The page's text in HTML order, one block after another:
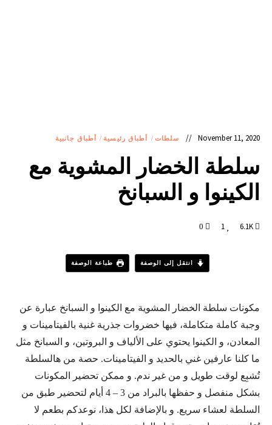
November 11, 2020 سلطات / أطباق رئيسية/ أطباق جانبية
سلطة الخضار المشوية مع
الكينوا و السبانخ
6.1K
1
انتقل إلى الوصفة طباعة الوصفة
مكونات سلطة الخضار المشوية مع الكينوا و السبانخ عبارة عن
وجبة كاملة متكاملة، فيها خضروات جذرية غنية بالفيتامينات و
المعادن، و الكينوا يحتوي على الألياف و البروتين، و السبانخ مثل
ما كلنا عارفين غني بالحديد و الفيتامينات. حصة من هالسلطة
تُشبِع لوقت طويل و من غير ندم. و ممكن تحضير المكونات
بشكل منفصل و حفظها بالبراد من 3 – 4 أيام لتحضير طبق من
السلطة لعشاء سريع. و بالإضافة لكل هذا، نوعدكم بطعم لا